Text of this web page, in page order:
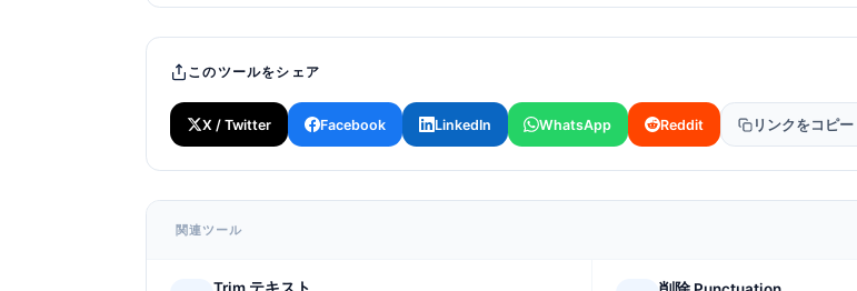
このツールをシェア
X / Twitter Facebook LinkedIn WhatsApp Reddit リンクをコピー
関連ツール